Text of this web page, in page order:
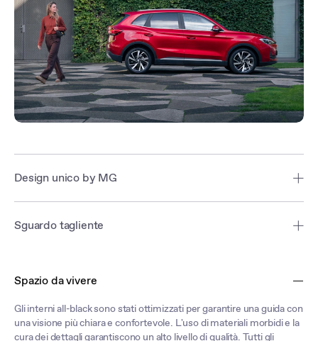
Design unico by MG
L'iconico frontale della Nuova ZS Hybrid+ si divide su due livelli:
quello superiore incorpora i fari affusolati, mentre quello inferiore
presenta una griglia prominente e decisa, che conferisce alla nuova
Sguardo tagliente
eccellente in ogni contesto con un look moderno.
Spazio da vivere
Gli interni all-black sono stati ottimizzati per garantire una guida con
una visione più chiara e confortevole. L'uso di materiali morbidi e la
cura dei dettagli garantiscono un alto livello di qualità. Tutti gli